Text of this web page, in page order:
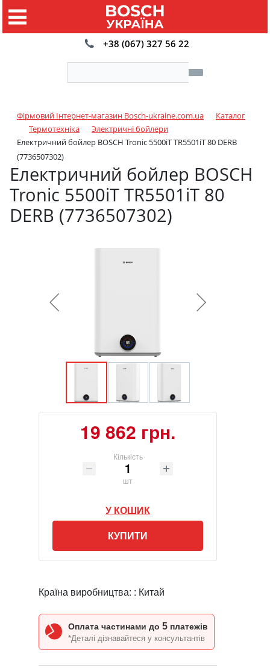
+38 (067) 327 56 22
Фірмовий Інтернет-магазин Bosch-ukraine.com.ua
Каталог
Термотехніка
Электричні бойлери
Електричний бойлер BOSCH Tronic 5500iT TR5501iT 80 DERB
(7736507302)
Електричний бойлер BOSCH
Tronic 5500iT TR5501iT 80
DERB (7736507302)
19 862 грн.
Кількість
шт
У КОШИК
КУПИТИ
Країна виробництва: : Китай
Оплата частинами до 5 платежів
*Деталі дізнавайтеся у консультантів